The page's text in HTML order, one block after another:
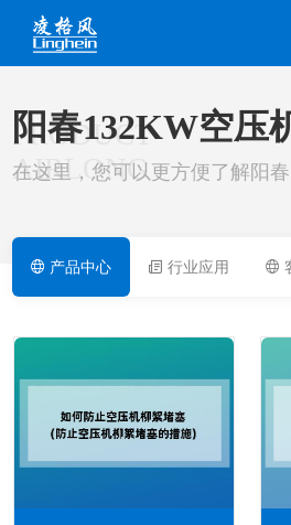
PRODUCT
AIRLONG
阳春132KW空压
在这里，您可以更方便了解阳
产品中心 行业应用